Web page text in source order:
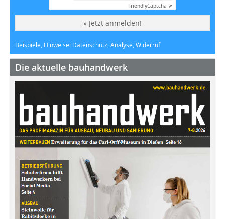
FriendlyCaptcha ⇗
» Jetzt anmelden!
Beispiele, Hinweise: Datenschutz, Analyse, Widerruf
Die aktuelle bauhandwerk